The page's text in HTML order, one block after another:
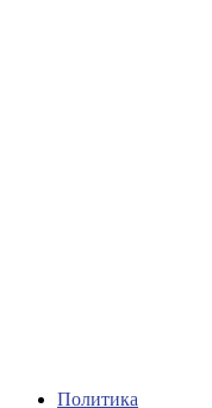
Политика